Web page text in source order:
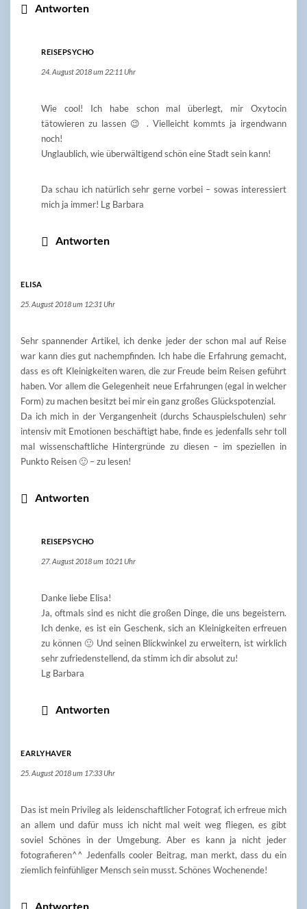
Antworten
REISEPSYCHO
24. August 2018 um 22:11 Uhr
Wie cool! Ich habe schon mal überlegt, mir Oxytocin
tätowieren zu lassen 😉 . Vielleicht kommts ja irgendwann
noch!
Unglaublich, wie überwältigend schön eine Stadt sein kann!
Da schau ich natürlich sehr gerne vorbei – sowas interessiert
mich ja immer! Lg Barbara
Antworten
ELISA
25. August 2018 um 12:31 Uhr
Sehr spannender Artikel, ich denke jeder der schon mal auf Reise
war kann dies gut nachempfinden. Ich habe die Erfahrung gemacht,
dass es oft Kleinigkeiten waren, die zur Freude beim Reisen geführt
haben. Vor allem die Gelegenheit neue Erfahrungen (egal in welcher
Form) zu machen besitzt bei mir ein ganz großes Glückspotenzial.
Da ich mich in der Vergangenheit (durchs Schauspielschulen) sehr
intensiv mit Emotionen beschäftigt habe, finde es jedenfalls sehr toll
mal wissenschaftliche Hintergründe zu diesen – im speziellen in
Punkto Reisen 🙂 – zu lesen!
Antworten
REISEPSYCHO
27. August 2018 um 10:21 Uhr
Danke liebe Elisa!
Ja, oftmals sind es nicht die großen Dinge, die uns begeistern.
Ich denke, es ist ein Geschenk, sich an Kleinigkeiten erfreuen
zu können 🙂 Und seinen Blickwinkel zu erweitern, ist wirklich
sehr zufriedenstellend, da stimm ich dir absolut zu!
Lg Barbara
Antworten
EARLYHAVER
25. August 2018 um 17:33 Uhr
Das ist mein Privileg als leidenschaftlicher Fotograf, ich erfreue mich
an allem und dafür muss ich nicht mal weit weg fliegen, es gibt
soviel Schönes in der Umgebung. Aber es kann ja nicht jeder
fotografieren^^ Jedenfalls cooler Beitrag, man merkt, dass du ein
ziemlich feinfühliger Mensch sein musst. Schönes Wochenende!
Antworten